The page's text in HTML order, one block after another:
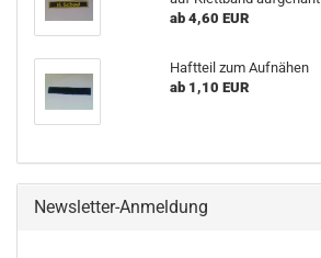
ab 4,60 EUR
Haftteil zum Aufnähen
ab 1,10 EUR
Newsletter-Anmeldung